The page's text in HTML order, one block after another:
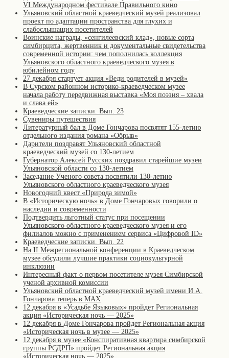
VI Международном фестивале Правильного кино
Ульяновский областной краеведческий музей реализовал
проект по адаптации пространства для глухих и
слабослышащих посетителей
Воинские награды, «сенгилеевский клад», новые сорта
симбирцита, жертвенник и документальные свидетельства
современной истории: чем пополнилась коллекция
Ульяновского областного краеведческого музея в
юбилейном году
27 декабря стартует акция «Веди родителей в музей»
В Сурском районном историко-краеведческом музее
начала работу передвижная выставка «Моя поэзия – хвала
и слава ей»
Краеведческие записки. Вып. 23
Сувениры путешествия
Литературный бал в Доме Гончарова посвятят 155-летию
отдельного издания романа «Обрыв»
Дарители поздравят Ульяновский областной
краеведческий музей со 130-летием
Губернатор Алексей Русских поздравил старейшие музеи
Ульяновской области со 130-летием
Заседание Ученого совета посвятили 130-летию
Ульяновского областного краеведческого музея
Новогодний квест «Природа зимой»
В «Историческую ночь» в Доме Гончаровых говорили о
наследии и современности
Подтвердить льготный статус при посещении
Ульяновского областного краеведческого музея и его
филиалов можно с применением сервиса «Цифровой ID»
Краеведческие записки. Вып. 22
На II Межрегиональной конференции в Краеведческом
музее обсудили лучшие практики социокультурной
инклюзии
Интересный факт о первом посетителе музея Симбирской
ученой архивной комиссии
Ульяновский областной краеведческий музей имени И.А.
Гончарова теперь в MAX
12 декабря в «Усадьбе Языковых» пройдет Региональная
акция «Историческая ночь — 2025»
12 декабря в Доме Гончарова пройдет Региональная акция
«Историческая ночь в музее — 2025»
12 декабря в музее «Конспиративная квартира симбирской
группы РСДРП» пройдет Региональная акция
«Историческая ночь — 2025»